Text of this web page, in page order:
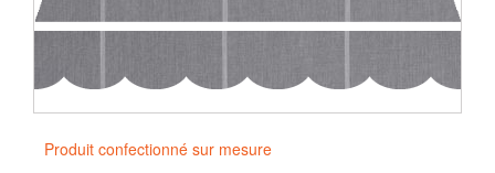
Produit confectionné sur mesure